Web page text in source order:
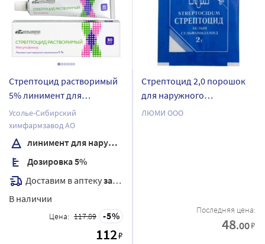
Стрептоцид растворимый
5% линимент для
наружного применения 30
гр туба
Усолье-Сибирский
химфармзавод АО
линимент для наружного применения
Дозировка 5%
Доставим в аптекузавтра
В наличии
Цена: 117.89 5
112₽
Стрептоцид 2,0 порошок
для наружного
применения
ЛЮМИ ООО
Последняя цена:
48.00₽